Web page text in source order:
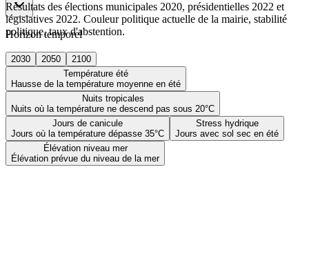
Horizon temporel
2030 2050
2100
Température été
Hausse de la température moyenne en été
Nuits tropicales
Nuits où la température ne descend pas sous 20°C
Jours de canicule
Jours où la température dépasse 35°C
Stress hydrique
Jours avec sol sec en été
Élévation niveau mer
Élévation prévue du niveau de la mer
Résultats des élections municipales 2020, présidentielles 2022 et
législatives 2022. Couleur politique actuelle de la mairie, stabilité
politique, taux d'abstention.